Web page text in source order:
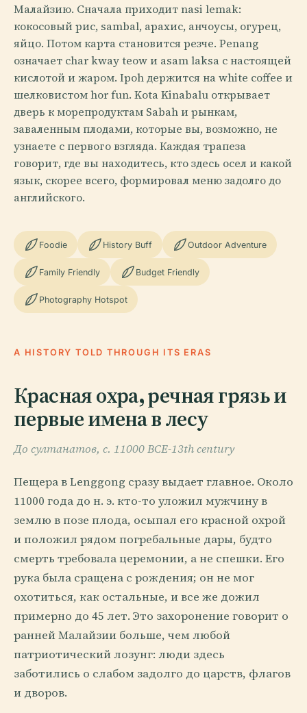
Малайзию. Сначала приходит nasi lemak:
кокосовый рис, sambal, арахис, анчоусы, огурец,
яйцо. Потом карта становится резче. Penang
означает char kway teow и asam laksa с настоящей
кислотой и жаром. Ipoh держится на white coffee и
шелковистом hor fun. Kota Kinabalu открывает
дверь к морепродуктам Sabah и рынкам,
заваленным плодами, которые вы, возможно, не
узнаете с первого взгляда. Каждая трапеза
говорит, где вы находитесь, кто здесь осел и какой
язык, скорее всего, формировал меню задолго до
английского.
Foodie History Buff Outdoor Adventure
Family Friendly Budget Friendly
Photography Hotspot
A HISTORY TOLD THROUGH ITS ERAS
Красная охра, речная грязь и
первые имена в лесу
До султанатов, c. 11000 BCE-13th century
Пещера в Lenggong сразу выдает главное. Около
11000 года до н. э. кто-то уложил мужчину в
землю в позе плода, осыпал его красной охрой
и положил рядом погребальные дары, будто
смерть требовала церемонии, а не спешки. Его
рука была сращена с рождения; он не мог
охотиться, как остальные, и все же дожил
примерно до 45 лет. Это захоронение говорит о
ранней Малайзии больше, чем любой
патриотический лозунг: люди здесь
заботились о слабом задолго до царств, флагов
и дворов.